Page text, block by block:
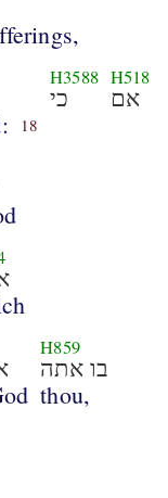
18
H3588
כי
H518
אם
H859
בו אתה
thou,